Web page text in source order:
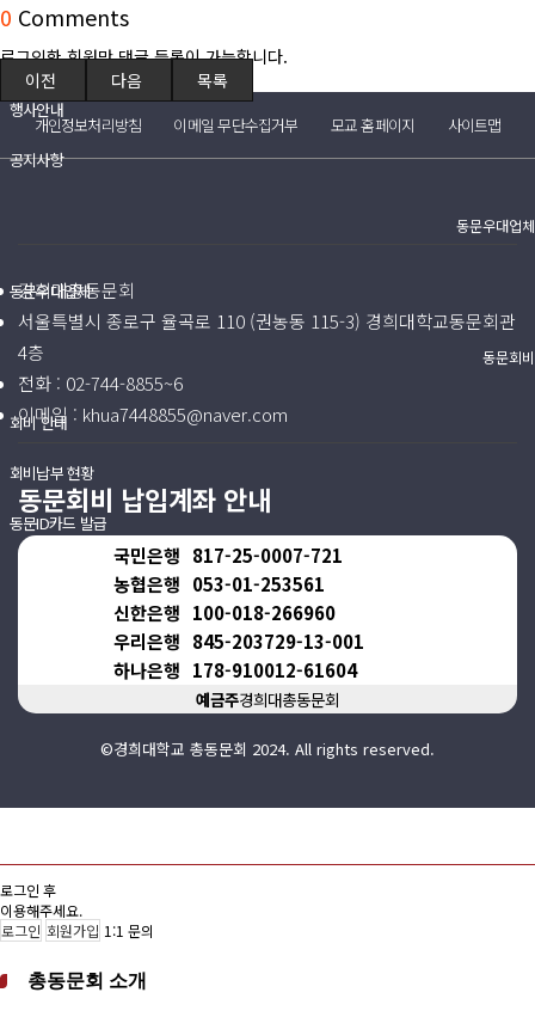
행사안내
공지사항
동문우대업체
동문우대업체
동문회비
회비 안내
회비납부 현황
동문ID카드 발급
0 Comments
로그인한 회원만 댓글 등록이 가능합니다.
이전
다음 목록
개인정보처리방침 이메일 무단수집거부 모교 홈페이지 사이트맵
경희대총동문회
서울특별시 종로구 율곡로 110 (권농동 115-3) 경희대학교동문회관
4층
전화 : 02-744-8855~6
이메일 : khua7448855@naver.com
동문회비 납입계좌 안내
국민은행 817-25-0007-721
농협은행 053-01-253561
신한은행 100-018-266960
우리은행 845-203729-13-001
하나은행 178-910012-61604
예금주경희대총동문회
©경희대학교 총동문회 2024. All rights reserved.
로그인 후
이용해주세요.
로그인 회원가입 1:1 문의
총동문회 소개